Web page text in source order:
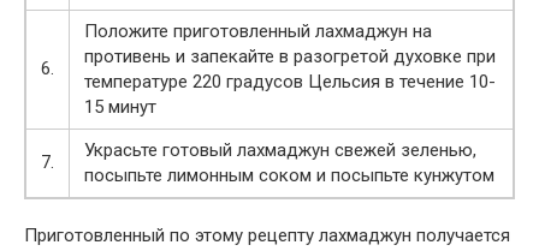
6.
Положите приготовленный лахмаджун на
противень и запекайте в разогретой духовке при
температуре 220 градусов Цельсия в течение 10-
15 минут
7.
Украсьте готовый лахмаджун свежей зеленью,
посыпьте лимонным соком и посыпьте кунжутом
Приготовленный по этому рецепту лахмаджун получается